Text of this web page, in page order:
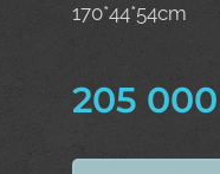
170*44*54cm
205 000